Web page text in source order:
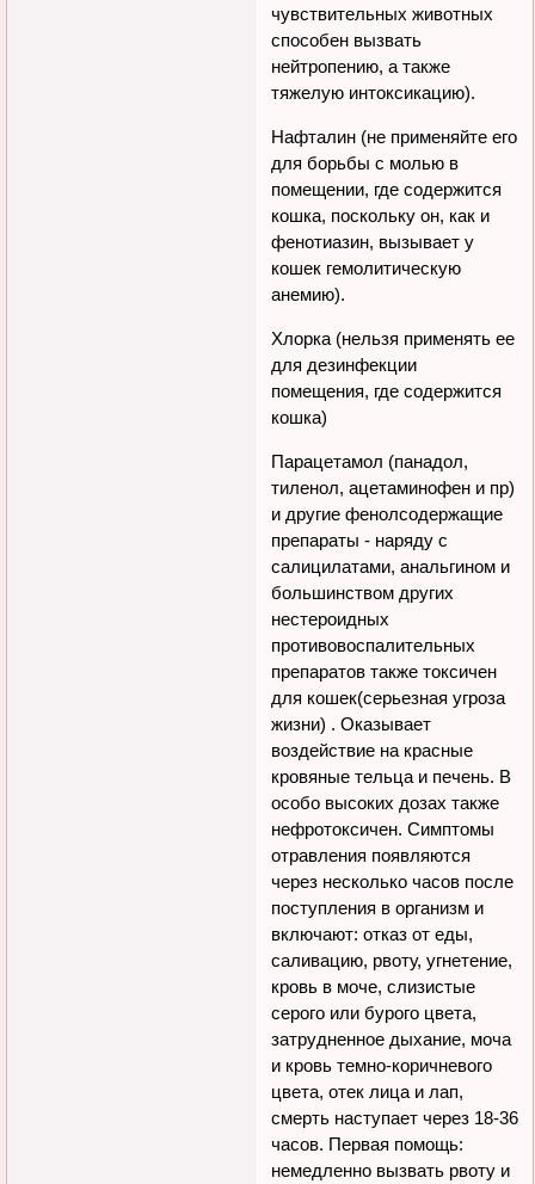
чувствительных животных
способен вызвать
нейтропению, а также
тяжелую интоксикацию).
Нафталин (не применяйте его
для борьбы с молью в
помещении, где содержится
кошка, поскольку он, как и
фенотиазин, вызывает у
кошек гемолитическую
анемию).
Хлорка (нельзя применять ее
для дезинфекции
помещения, где содержится
кошка)
Парацетамол (панадол,
тиленол, ацетаминофен и пр)
и другие фенолсодержащие
препараты - наряду с
салицилатами, анальгином и
большинством других
нестероидных
противовоспалительных
препаратов также токсичен
для кошек(серьезная угроза
жизни) . Оказывает
воздействие на красные
кровяные тельца и печень. В
особо высоких дозах также
нефротоксичен. Симптомы
отравления появляются
через несколько часов после
поступления в организм и
включают: отказ от еды,
саливацию, рвоту, угнетение,
кровь в моче, слизистые
серого или бурого цвета,
затрудненное дыхание, моча
и кровь темно-коричневого
цвета, отек лица и лап,
смерть наступает через 18-36
часов. Первая помощь:
немедленно вызвать рвоту и